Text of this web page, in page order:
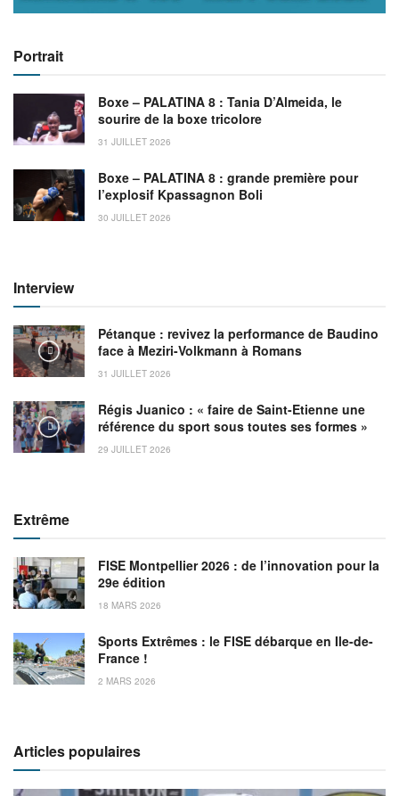
Portrait
Boxe – PALATINA 8 : Tania D’Almeida, le
sourire de la boxe tricolore
31 JUILLET 2026
Boxe – PALATINA 8 : grande première pour
l’explosif Kpassagnon Boli
30 JUILLET 2026
Interview
Pétanque : revivez la performance de Baudino
face à Meziri-Volkmann à Romans
31 JUILLET 2026
Régis Juanico : « faire de Saint-Etienne une
référence du sport sous toutes ses formes »
29 JUILLET 2026
Extrême
FISE Montpellier 2026 : de l’innovation pour la
29e édition
18 MARS 2026
Sports Extrêmes : le FISE débarque en Ile-de-
France !
2 MARS 2026
Articles populaires